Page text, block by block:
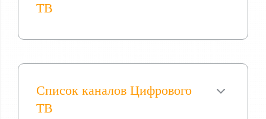
ТВ
Список каналов Цифрового
ТВ